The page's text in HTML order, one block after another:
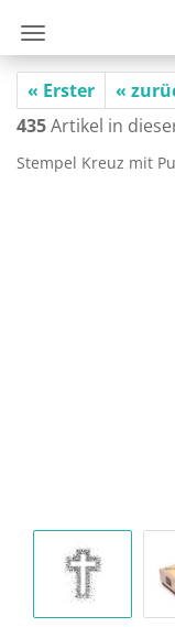
« Erster «
435Artikel in
Stem­pel Kreuz mit